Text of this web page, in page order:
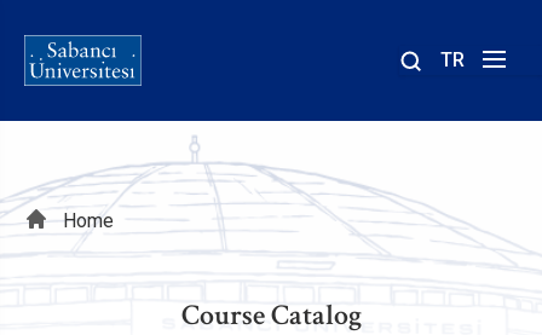
TR
Breadcrumb
Home
Course Catalog